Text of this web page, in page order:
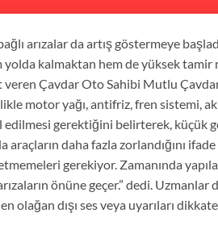
arızalar da artış göstermeye
kalmaktan hem de yüksek tamir
Çavdar Oto Sahibi Mutlu
motor yağı, antifriz, fren sistemi,
gerektiğini belirterek, küçük
daha fazla zorlandığını
gerekiyor. Zamanında
önüne geçer.” dedi. Uzmanlar
olağan dışı ses veya uyarıları